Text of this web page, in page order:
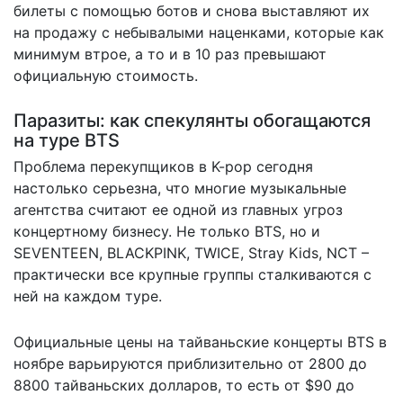
билеты с помощью ботов и снова выставляют их
на продажу с небывалыми наценками, которые как
минимум втрое, а то и в 10 раз превышают
официальную стоимость.
Паразиты: как спекулянты обогащаются
на туре BTS
Проблема перекупщиков в K-pop сегодня
настолько серьезна, что многие музыкальные
агентства считают ее одной из главных угроз
концертному бизнесу. Не только BTS, но и
SEVENTEEN, BLACKPINK, TWICE, Stray Kids, NCT –
практически все крупные группы сталкиваются с
ней на каждом туре.
Официальные цены на тайваньские концерты BTS в
ноябре варьируются приблизительно от 2800 до
8800 тайваньских долларов, то есть от $90 до